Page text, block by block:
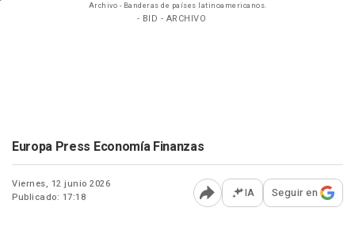
Archivo - Banderas de países latinoamericanos.
- BID - ARCHIVO
Europa Press Economía Finanzas
Viernes, 12 junio 2026
Publicado: 17:18
Abrir opciones para
IA Seguir en